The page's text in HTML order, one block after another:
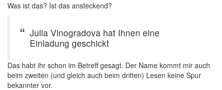
Was ist das? Ist das ansteckend?
Julia Vinogradova hat Ihnen eine
Einladung geschickt
Das habt ihr schon im Betreff gesagt. Der Name kommt mir auch
beim zweiten (und gleich auch beim dritten) Lesen keine Spur
bekannter vor.